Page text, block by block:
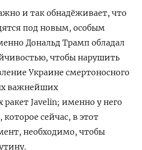
и так обнадёживает, что
под новым, особым
Дональд Трамп обладал
чтобы нарушить
Украине смертоносного
важнейших
Javelin; именно у него
сейчас, в этот
необходимо, чтобы